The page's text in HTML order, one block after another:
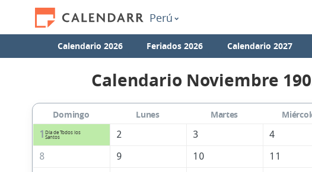
Perú
Calendario 2026 Feriados 2026 Calendario 2027
Calendario Noviembre
Domingo Lunes Martes
1 Día de Todos los
Santos
2 3 4
8
9 10 11